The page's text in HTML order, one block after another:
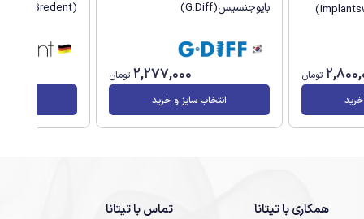
تومان
بایوجنسیس(G.Diff)
2,277,000 تومان
انتخاب سایز و خرید
(Bredent)
همکاری با تیتانا تماس با تیتانا